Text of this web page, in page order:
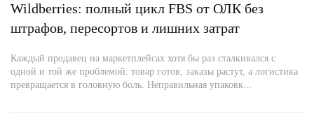
Wildberries: полный цикл FBS от ОЛК без
штрафов, пересортов и лишних затрат
Каждый продавец на маркетплейсах хотя бы раз сталкивался с
одной и той же проблемой: товар готов, заказы растут, а логистика
превращается в головную боль. Неправильная упаковк...